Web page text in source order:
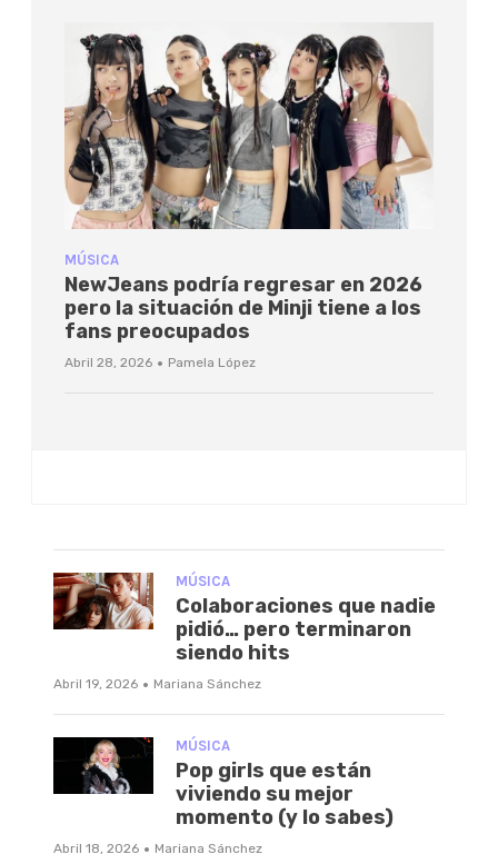
MÚSICA
NewJeans podría regresar en 2026
pero la situación de Minji tiene a los
fans preocupados
Abril 28, 2026 · Pamela López
MÚSICA
Colaboraciones que nadie
pidió… pero terminaron
siendo hits
Abril 19, 2026 · Mariana Sánchez
MÚSICA
Pop girls que están
viviendo su mejor
momento (y lo sabes)
Abril 18, 2026 · Mariana Sánchez